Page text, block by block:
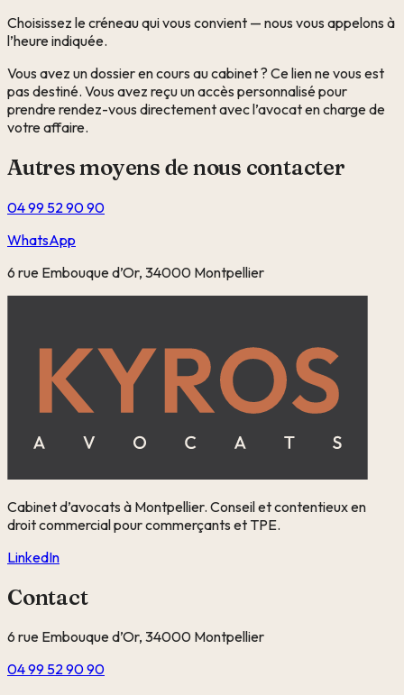
Choisissez le créneau qui vous convient — nous vous appelons à
l’heure indiquée.
Vous avez un dossier en cours au cabinet ? Ce lien ne vous est
pas destiné. Vous avez reçu un accès personnalisé pour
prendre rendez-vous directement avec l’avocat en charge de
votre affaire.
Autres moyens de nous contacter
04 99 52 90 90
WhatsApp
6 rue Embouque d’Or, 34000 Montpellier
Cabinet d’avocats à Montpellier. Conseil et contentieux en
droit commercial pour commerçants et TPE.
LinkedIn
Contact
6 rue Embouque d’Or, 34000 Montpellier
04 99 52 90 90